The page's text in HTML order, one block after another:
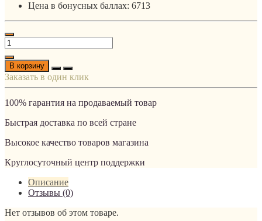
Цена в бонусных баллах: 6713
В корзину
Заказать в один клик
100% гарантия на продаваемый товар
Быстрая доставка по всей стране
Высокое качество товаров магазина
Круглосуточный центр поддержки
Описание
Отзывы (0)
Нет отзывов об этом товаре.